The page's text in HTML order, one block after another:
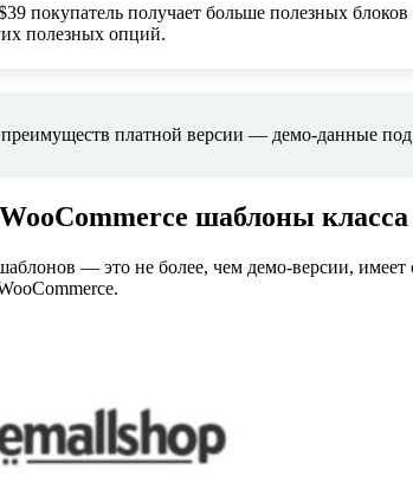
покупатель получает больше полезных
полезных опций.
платной версии — демо-данные под
шаблоны
— это не более, чем демо-версии,